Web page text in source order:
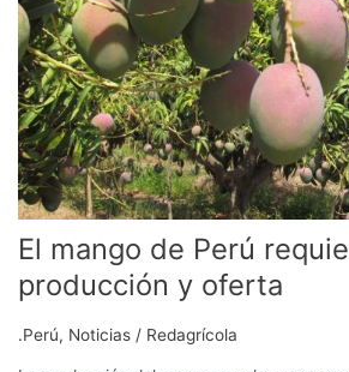
El mango de Perú
producción y oferta
.Perú, Noticias / Redagrícola
producción
y
oferta